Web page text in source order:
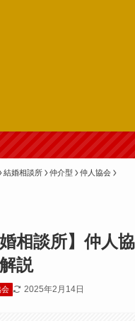
結婚相談所 仲介型 仲人協会
婚相談所】仲人
説
2025年2月14日